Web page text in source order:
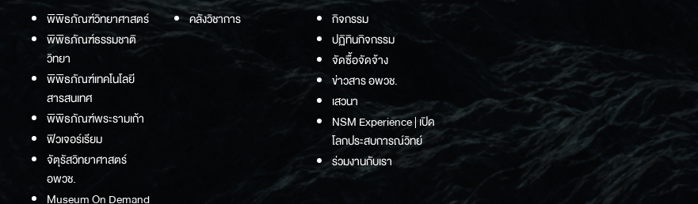
พิพิธภัณฑ์วิทยาศาสตร์
พิพิธภัณฑ์ธรรมชาติ
วิทยา
พิพิธภัณฑ์เทคโนโลยี
สารสนเทศ
พิพิธภัณฑ์พระรามเก้า
ฟิวเจอร์เรียม
จัตุรัสวิทยาศาสตร์
อพวช.
Museum On Demand
คลังวิชาการ
กิจกรรม
ปฏิทินกิจกรรม
จัดซื้อจัดจ้าง
ข่าวสาร อพวช.
เสวนา
NSM Experience | เปิด
โลกประสบการณ์วิทย์
ร่วมงานกับเรา